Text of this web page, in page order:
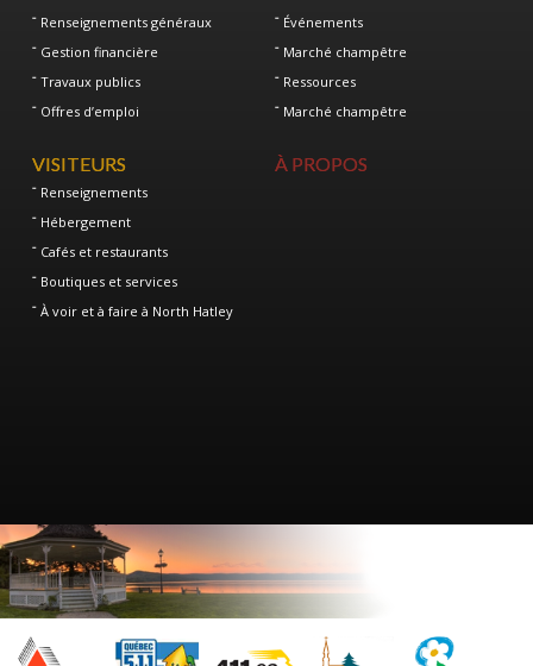
Renseignements généraux
Gestion financière
Travaux publics
Offres d’emploi
Événements
Marché champêtre
Ressources
Marché champêtre
VISITEURS
Renseignements
Hébergement
Cafés et restaurants
Boutiques et services
À voir et à faire à North Hatley
À PROPOS